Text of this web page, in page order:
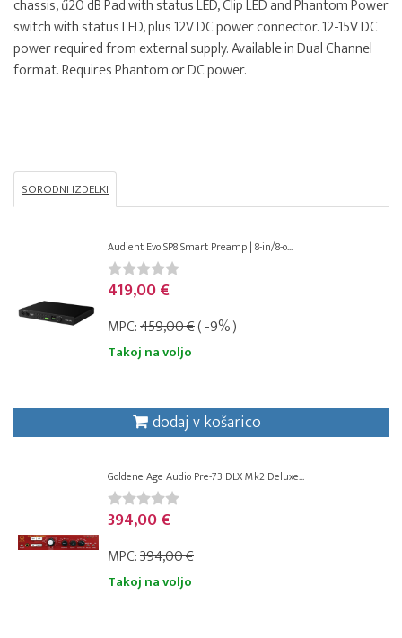
chassis, ű20 dB Pad with status LED, Clip LED and Phantom Power
switch with status LED, plus 12V DC power connector. 12-15V DC
power required from external supply. Available in Dual Channel
format. Requires Phantom or DC power.
SORODNI IZDELKI
Audient Evo SP8 Smart Preamp | 8-in/8-o...
419,00 €
MPC:459,00 €( -9% )
Takoj na voljo
dodaj v košarico
Goldene Age Audio Pre-73 DLX Mk2 Deluxe...
394,00 €
MPC:394,00 €
Takoj na voljo